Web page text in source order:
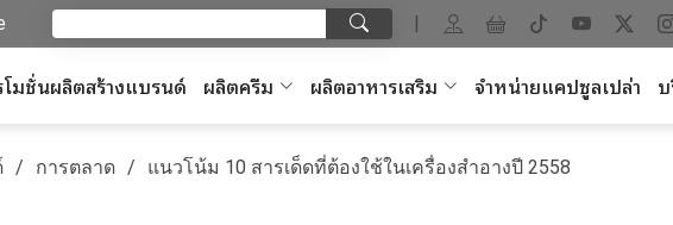
|
โมชั่นผลิตสร้างแบรนด์ ผลิตครีม ผลิตอาหารเสริม จำหน่ายแคปซูลเปล่า
การตลาด แนวโน้ม 10 สารเด็ดที่ต้องใช้ในเครื่องสำอางปี 2558